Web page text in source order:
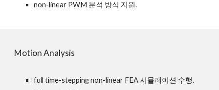
non-linear PWM 분석 방식 지원.
Motion Analysis
full time-stepping non-linear FEA 시뮬레이션 수행.